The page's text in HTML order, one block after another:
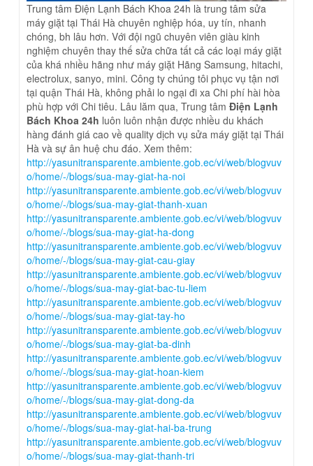
Trung tâm Điện Lạnh Bách Khoa 24h là trung tâm sửa
máy giặt tại Thái Hà chuyên nghiệp hóa, uy tín, nhanh
chóng, bh lâu hơn. Với đội ngũ chuyên viên giàu kinh
nghiệm chuyên thay thế sửa chữa tất cả các loại máy giặt
của khá nhiều hãng như máy giặt Hãng Samsung, hitachi,
electrolux, sanyo, mini. Công ty chúng tôi phục vụ tận nơi
tại quận Thái Hà, không phải lo ngại đi xa Chi phí hài hòa
phù hợp với Chi tiêu. Lâu lăm qua, Trung tâm Điện Lạnh
Bách Khoa 24h luôn luôn nhận được nhiều du khách
hàng đánh giá cao về quality dịch vụ sửa máy giặt tại Thái
Hà và sự ân huệ chu đáo. Xem thêm:
http://yasunitransparente.ambiente.gob.ec/vi/web/blogvuv
o/home/-/blogs/sua-may-giat-ha-noi
http://yasunitransparente.ambiente.gob.ec/vi/web/blogvuv
o/home/-/blogs/sua-may-giat-thanh-xuan
http://yasunitransparente.ambiente.gob.ec/vi/web/blogvuv
o/home/-/blogs/sua-may-giat-ha-dong
http://yasunitransparente.ambiente.gob.ec/vi/web/blogvuv
o/home/-/blogs/sua-may-giat-cau-giay
http://yasunitransparente.ambiente.gob.ec/vi/web/blogvuv
o/home/-/blogs/sua-may-giat-bac-tu-liem
http://yasunitransparente.ambiente.gob.ec/vi/web/blogvuv
o/home/-/blogs/sua-may-giat-tay-ho
http://yasunitransparente.ambiente.gob.ec/vi/web/blogvuv
o/home/-/blogs/sua-may-giat-ba-dinh
http://yasunitransparente.ambiente.gob.ec/vi/web/blogvuv
o/home/-/blogs/sua-may-giat-hoan-kiem
http://yasunitransparente.ambiente.gob.ec/vi/web/blogvuv
o/home/-/blogs/sua-may-giat-dong-da
http://yasunitransparente.ambiente.gob.ec/vi/web/blogvuv
o/home/-/blogs/sua-may-giat-hai-ba-trung
http://yasunitransparente.ambiente.gob.ec/vi/web/blogvuv
o/home/-/blogs/sua-may-giat-thanh-tri